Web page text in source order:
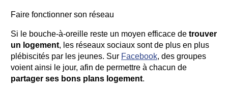
Faire fonctionner son réseau
Si le bouche-à-oreille reste un moyen efficace de trouver
un logement, les réseaux sociaux sont de plus en plus
plébiscités par les jeunes. Sur Facebook, des groupes
voient ainsi le jour, afin de permettre à chacun de
partager ses bons plans logement.